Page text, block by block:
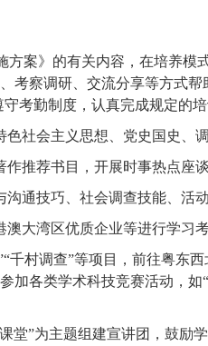
方案》的有关内容，在培养模
考察调研、交流分享等方式
考勤制度，认真完成规定的
社会主义思想、党史国史、
推荐书目，开展时事热点座
通技巧、社会调查技能、活
大湾区优质企业等进行学习考
千村调查”等项目，前往粤东
加各类学术科技竞赛活动，如“
堂”为主题组建宣讲团，鼓励